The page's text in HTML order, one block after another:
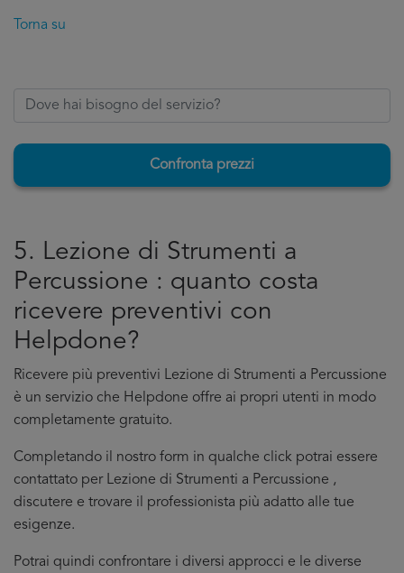
Torna su
Confronta prezzi
5. Lezione di Strumenti a
Percussione : quanto costa
ricevere preventivi con
Helpdone?
Ricevere più preventivi Lezione di Strumenti a Percussione
è un servizio che Helpdone offre ai propri utenti in modo
completamente gratuito.
Completando il nostro form in qualche click potrai essere
contattato per Lezione di Strumenti a Percussione ,
discutere e trovare il professionista più adatto alle tue
esigenze.
Potrai quindi confrontare i diversi approcci e le diverse